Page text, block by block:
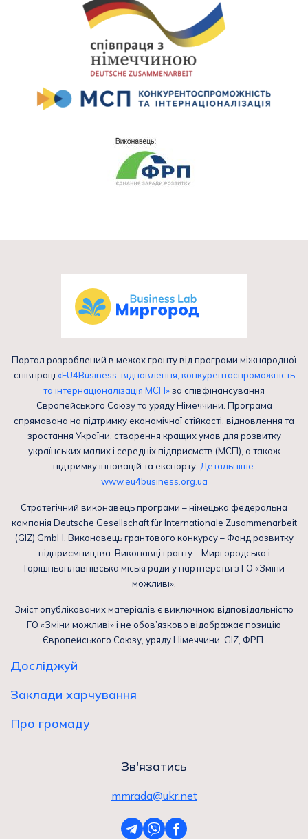
Портал розроблений в межах гранту від програми міжнародної
співпраці «EU4Business: відновлення, конкурентоспроможність
та інтернаціоналізація МСП»за співфінансування
Європейського Союзу та уряду Німеччини. Програма
спрямована на підтримку економічної стійкості, відновлення та
зростання України, створення кращих умов для розвитку
українських малих і середніх підприємств (МСП), а також
підтримку інновацій та експорту. Детальніше:
www.eu4business.org.ua
Стратегічний виконавець програми – німецька федеральна
компанія Deutsche Gesellschaft für Internationale Zusammenarbeit
(GIZ) GmbH. Виконавець грантового конкурсу – Фонд розвитку
підприємництва. Виконавці гранту – Миргородська і
Горішньоплавнівська міські ради у партнерстві з ГО «Зміни
можливі».
Зміст опублікованих матеріалів є виключною відповідальністю
ГО «Зміни можливі» і не обов’язково відображає позицію
Європейського Союзу, уряду Німеччини, GIZ, ФРП.
Досліджуй
Заклади харчування
Про громаду
Зв'язатись
mmrada@ukr.net